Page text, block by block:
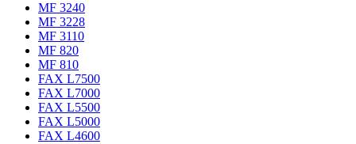
MF 3240
MF 3228
MF 3110
MF 820
MF 810
FAX L7500
FAX L7000
FAX L5500
FAX L5000
FAX L4600